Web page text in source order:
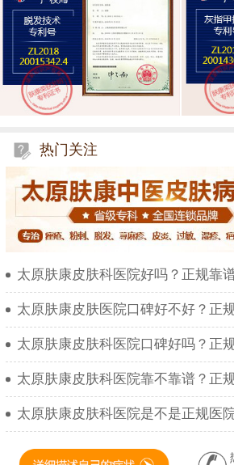
热门关注
太原肤康皮肤科医院好吗？正规靠
太原肤康皮肤医院口碑好不好？正
太原肤康皮肤科医院口碑好吗？正
太原肤康皮肤科医院靠不靠谱？正
太原肤康皮肤科医院是不是正规医